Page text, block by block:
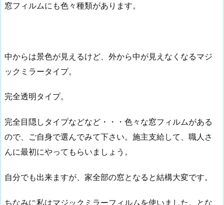
窓フィルムにも色々種類があります。
中からは景色が見えるけど、外から中が見えなくなるマジ
ックミラータイプ。
完全透明タイプ。
完全目隠しタイプなどなど・・・色々な窓フィルムがある
ので、ご自身で選んでみて下さい。施主支給して、職人さ
んに最初にやってもらいましょう。
自分でも出来ますが、家全部の窓となると結構大変です。
ちなみに私はマジックミラーフィルムを使いました。とな